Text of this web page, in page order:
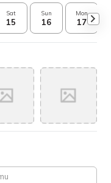
Sat
15
Sun
16
Mon
17